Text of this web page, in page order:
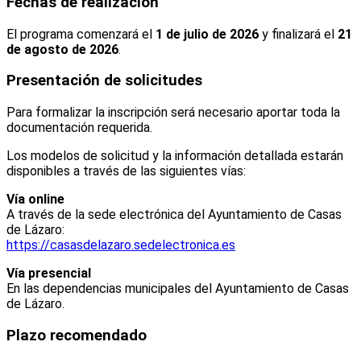
El programa comenzará el 1 de julio de 2026 y finalizará el 21
de agosto de 2026.
Presentación de solicitudes
Para formalizar la inscripción será necesario aportar toda la
documentación requerida.
Los modelos de solicitud y la información detallada estarán
disponibles a través de las siguientes vías:
Vía online
A través de la sede electrónica del Ayuntamiento de Casas
de Lázaro:
https://casasdelazaro.sedelectronica.es
Vía presencial
En las dependencias municipales del Ayuntamiento de Casas
de Lázaro.
Plazo recomendado